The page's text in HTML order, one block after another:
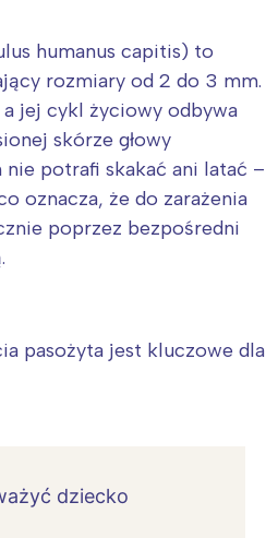
humanus capitis) to
rozmiary od 2 do 3 mm.
jej cykl życiowy odbywa
skórze głowy
nie potrafi skakać ani latać –
oznacza, że do zarażenia
poprzez bezpośredni
pasożyta jest kluczowe dla